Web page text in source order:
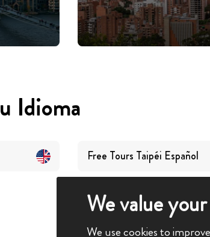
Idioma
Free Tours Taipéi Español
We value
We use cookies to